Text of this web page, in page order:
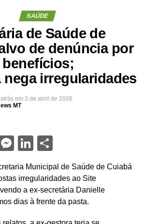
SAÚDE
de Saúde de
de denúncia por
nega irregularidades
em 3 de abril de 2026
MT
Messenger
LinkedIn
Share
Municipal de Saúde de Cuiabá
irregularidades ao Site
a ex-secretária Danielle
dias à frente da pasta.